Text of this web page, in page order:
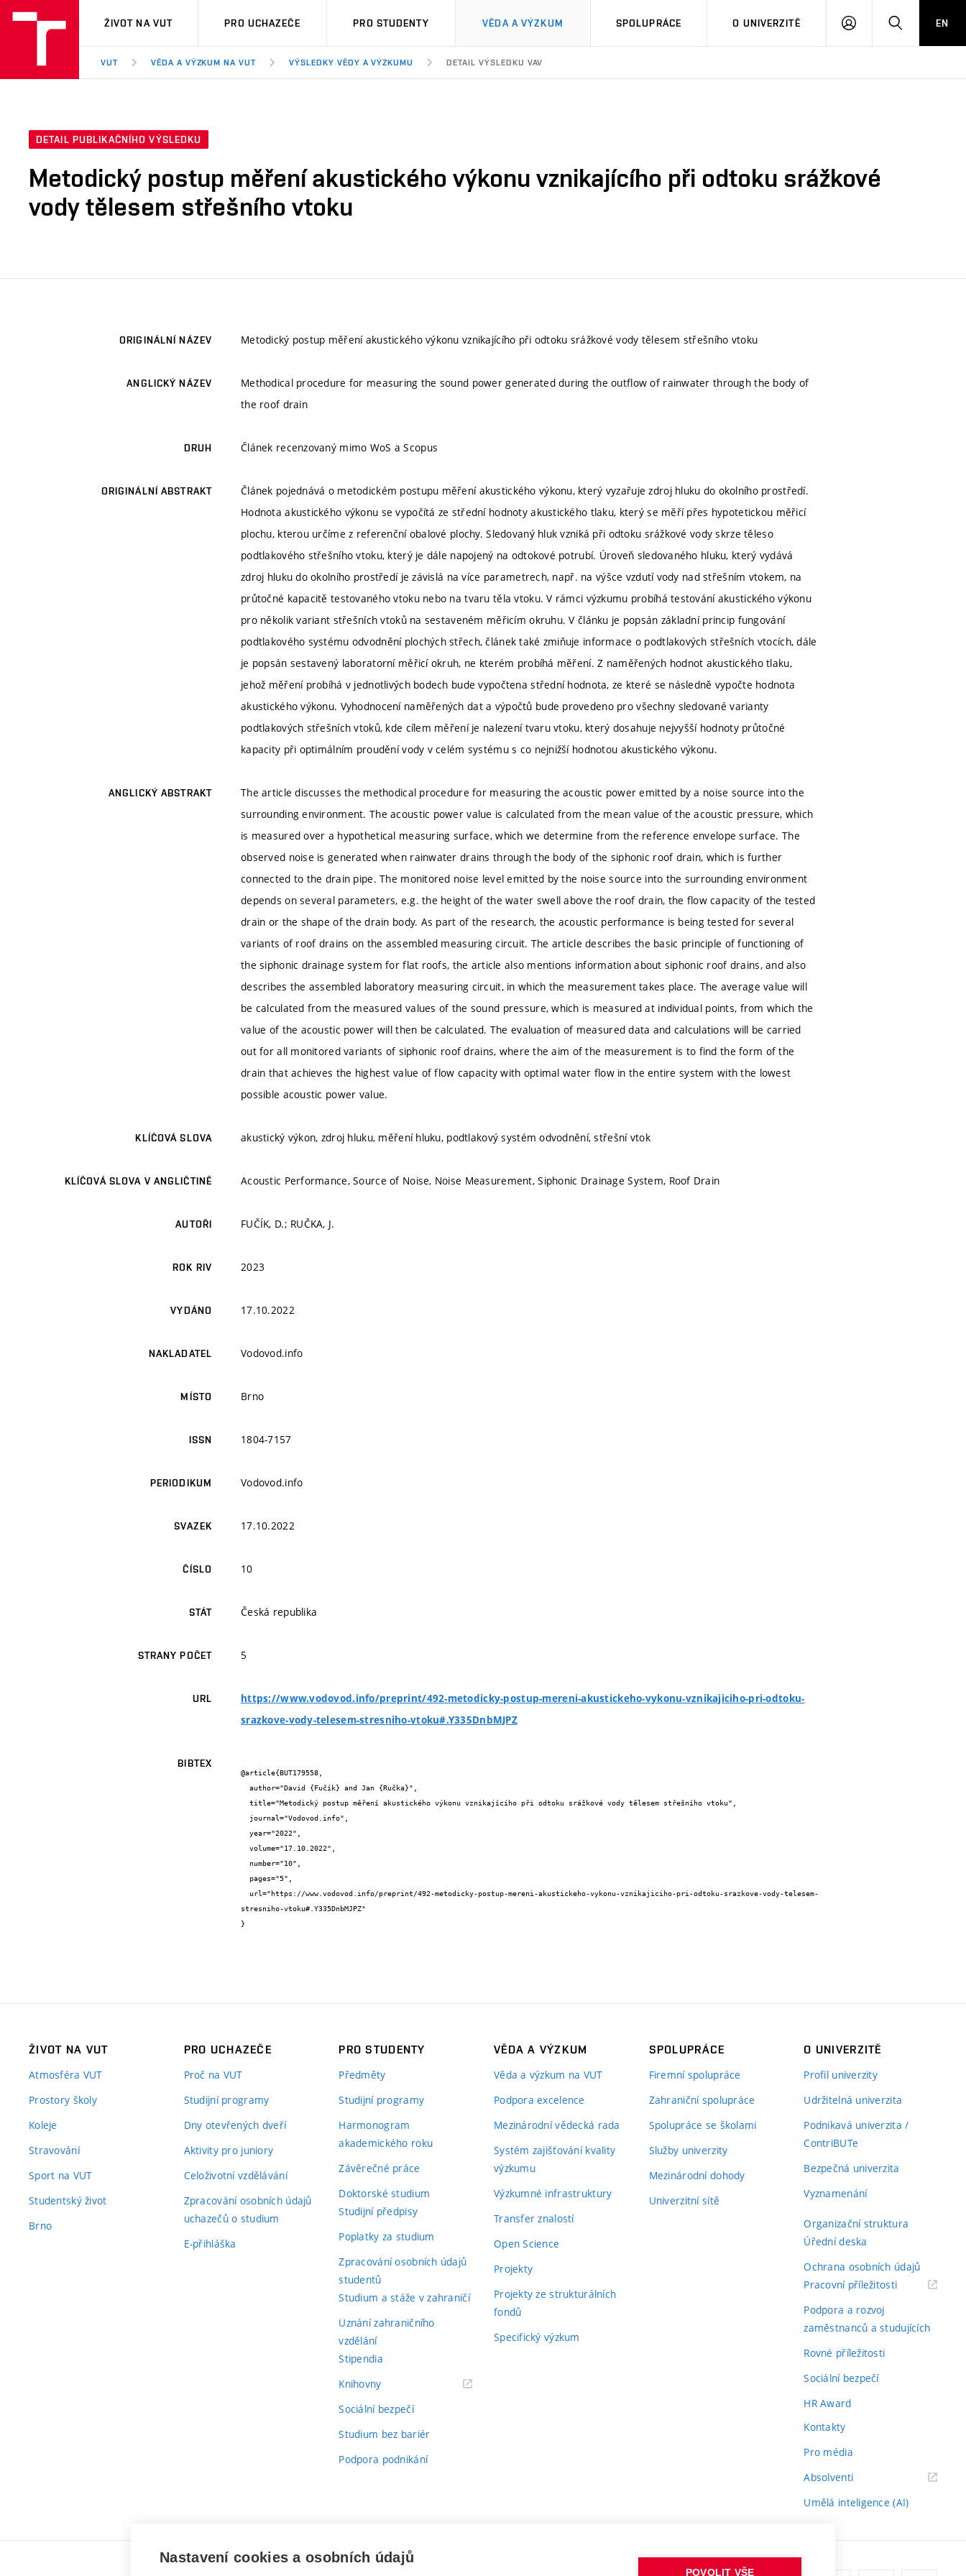
VUT
ŽIVOT NA VUT PRO UCHAZEČE PRO STUDENTY VĚDA A VÝZKUM SPOLUPRÁCE O UNIVERZITĚ
PŘIHLÁSIT HLEDATEN
VUT VĚDA A VÝZKUM NA VUT VÝSLEDKY VĚDY A VÝZKUMU DETAIL VÝSLEDKU VAV
DETAIL PUBLIKAČNÍHO VÝSLEDKU
Metodický postup měření akustického výkonu vznikajícího při odtoku srážkové
vody tělesem střešního vtoku
ORIGINÁLNÍ NÁZEV Metodický postup měření akustického výkonu vznikajícího při odtoku srážkové vody tělesem střešního vtoku
ANGLICKÝ NÁZEV
Methodical procedure for measuring the sound power generated during the outflow of rainwater through the body of
the roof drain
DRUH Článek recenzovaný mimo WoS a Scopus
ORIGINÁLNÍ ABSTRAKT
Článek pojednává o metodickém postupu měření akustického výkonu, který vyzařuje zdroj hluku do okolního prostředí.
Hodnota akustického výkonu se vypočítá ze střední hodnoty akustického tlaku, který se měří přes hypotetickou měřicí
plochu, kterou určíme z referenční obalové plochy. Sledovaný hluk vzniká při odtoku srážkové vody skrze těleso
podtlakového střešního vtoku, který je dále napojený na odtokové potrubí. Úroveň sledovaného hluku, který vydává
zdroj hluku do okolního prostředí je závislá na více parametrech, např. na výšce vzdutí vody nad střešním vtokem, na
průtočné kapacitě testovaného vtoku nebo na tvaru těla vtoku. V rámci výzkumu probíhá testování akustického výkonu
pro několik variant střešních vtoků na sestaveném měřicím okruhu. V článku je popsán základní princip fungování
podtlakového systému odvodnění plochých střech, článek také zmiňuje informace o podtlakových střešních vtocích, dále
je popsán sestavený laboratorní měřicí okruh, ne kterém probíhá měření. Z naměřených hodnot akustického tlaku,
jehož měření probíhá v jednotlivých bodech bude vypočtena střední hodnota, ze které se následně vypočte hodnota
akustického výkonu. Vyhodnocení naměřených dat a výpočtů bude provedeno pro všechny sledované varianty
podtlakových střešních vtoků, kde cílem měření je nalezení tvaru vtoku, který dosahuje nejvyšší hodnoty průtočné
kapacity při optimálním proudění vody v celém systému s co nejnižší hodnotou akustického výkonu.
ANGLICKÝ ABSTRAKT
The article discusses the methodical procedure for measuring the acoustic power emitted by a noise source into the
surrounding environment. The acoustic power value is calculated from the mean value of the acoustic pressure, which
is measured over a hypothetical measuring surface, which we determine from the reference envelope surface. The
observed noise is generated when rainwater drains through the body of the siphonic roof drain, which is further
connected to the drain pipe. The monitored noise level emitted by the noise source into the surrounding environment
depends on several parameters, e.g. the height of the water swell above the roof drain, the flow capacity of the tested
drain or the shape of the drain body. As part of the research, the acoustic performance is being tested for several
variants of roof drains on the assembled measuring circuit. The article describes the basic principle of functioning of
the siphonic drainage system for flat roofs, the article also mentions information about siphonic roof drains, and also
describes the assembled laboratory measuring circuit, in which the measurement takes place. The average value will
be calculated from the measured values of the sound pressure, which is measured at individual points, from which the
value of the acoustic power will then be calculated. The evaluation of measured data and calculations will be carried
out for all monitored variants of siphonic roof drains, where the aim of the measurement is to find the form of the
drain that achieves the highest value of flow capacity with optimal water flow in the entire system with the lowest
possible acoustic power value.
KLÍČOVÁ SLOVA akustický výkon, zdroj hluku, měření hluku, podtlakový systém odvodnění, střešní vtok
KLÍČOVÁ SLOVA V ANGLIČTINĚ Acoustic Performance, Source of Noise, Noise Measurement, Siphonic Drainage System, Roof Drain
AUTOŘI FUČÍK, D.; RUČKA, J.
ROK RIV 2023
VYDÁNO 17.10.2022
NAKLADATEL Vodovod.info
MÍSTO Brno
ISSN 1804-7157
PERIODIKUM Vodovod.info
SVAZEK 17.10.2022
ČÍSLO 10
STÁT Česká republika
STRANY POČET 5
URL
https://www.vodovod.info/preprint/492-metodicky-postup-mereni-akustickeho-vykonu-vznikajiciho-pri-odtoku-
srazkove-vody-telesem-stresniho-vtoku#.Y335DnbMJPZ
BIBTEX
@article{BUT179558,
stresniho-vtoku#.Y335DnbMJPZ"
}
ŽIVOT NA VUT
Atmosféra VUT
Prostory školy
Koleje
Stravování
Sport na VUT
Studentský život
Brno
PRO UCHAZEČE
Proč na VUT
Studijní programy
Dny otevřených dveří
Aktivity pro juniory
Celoživotní vzdělávání
Zpracování osobních údajů
uchazečů o studium
E-přihláška
PRO STUDENTY
Předměty
Studijní programy
Harmonogram
akademického roku
Závěrečné práce
Doktorské studium
Studijní předpisy
Poplatky za studium
Zpracování osobních údajů
studentů
Studium a stáže v zahraničí
Uznání zahraničního
vzdělání
Stipendia
Knihovny(externí
Sociální bezpečí
Studium bez bariér
Podpora podnikání
VĚDA A VÝZKUM
Věda a výzkum na VUT
Podpora excelence
Mezinárodní vědecká rada
Systém zajišťování kvality
výzkumu
Výzkumné infrastruktury
Transfer znalostí
Open Science
Projekty
Projekty ze strukturálních
fondů
Specifický výzkum
SPOLUPRÁCE
Firemní spolupráce
Zahraniční spolupráce
Spolupráce se školami
Služby univerzity
Mezinárodní dohody
Univerzitní sítě
O UNIVERZITĚ
Profil univerzity
Udržitelná univerzita
Podnikavá univerzita /
ContriBUTe
Bezpečná univerzita
Vyznamenání
Organizační struktura
Úřední deska
Ochrana osobních údajů
Pracovní příležitosti(externí
Podpora a rozvoj
zaměstnanců a studujících
Rovné příležitosti
Sociální bezpečí
HR Award
Kontakty
Pro média
Absolventi(externí
Umělá inteligence (AI)
Nastavení cookies a osobních údajů
POVOLIT VŠE